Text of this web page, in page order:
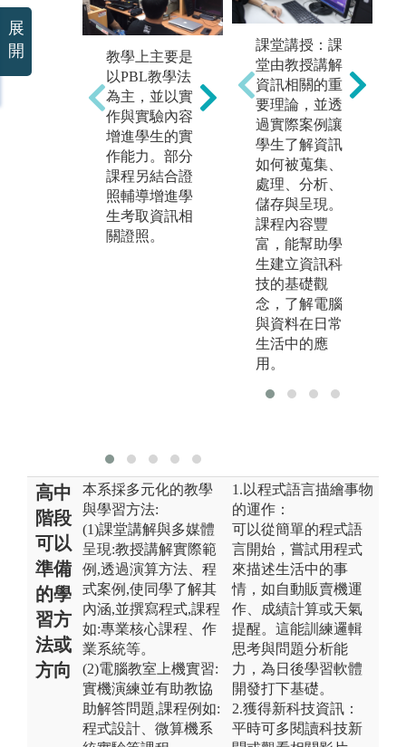
教學上主要是
以PBL教學法
為主，並以實
作與實驗內容
增進學生的實
作能力。部分
課程另結合證
照輔導增進學
生考取資訊相
關證照。
養上的學習包
括軟體、硬體
以及韌體。大
一以學習C語
言為入門，再
學習物件導向
程式語言C+
+與JAVA。另
外再人工智慧
相關課程會學
習Python語
言，學習機器
學習相關應
用。在硬體方
面會學習硬體
描述Verilog語
言，作為未來
FPGA、電路
課堂講授：課
堂由教授講解
資訊相關的重
要理論，並透
過實際案例讓
學生了解資訊
如何被蒐集、
處理、分析、
儲存與呈現。
課程內容豐
富，能幫助學
生建立資訊科
技的基礎觀
念，了解電腦
與資料在日常
生活中的應
用。
高中
階段
可以
準備
的學
習方
法或
方向
本系採多元化的教學
與學習方法:
(1)課堂講解與多媒體
呈現:教授講解實際範
例,透過演算方法、程
式案例,使同學了解其
內涵,並撰寫程式,課程
如:專業核心課程、作
業系統等。
(2)電腦教室上機實習:
實機演練並有助教協
助解答問題,課程例如:
程式設計、微算機系
1.以程式語言描繪事物
的運作：
可以從簡單的程式語
言開始，嘗試用程式
來描述生活中的事
情，如自動販賣機運
作、成績計算或天氣
提醒。這能訓練邏輯
思考與問題分析能
力，為日後學習軟體
開發打下基礎。
2.獲得新科技資訊：
平時可多閱讀科技新
展
開